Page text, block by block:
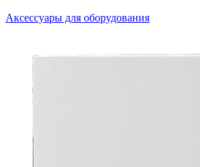
Аксессуары для оборудования